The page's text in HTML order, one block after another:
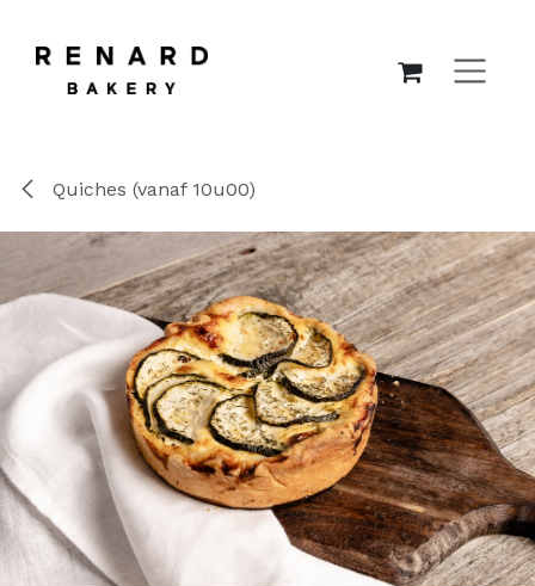
Quiches (vanaf 10u00)